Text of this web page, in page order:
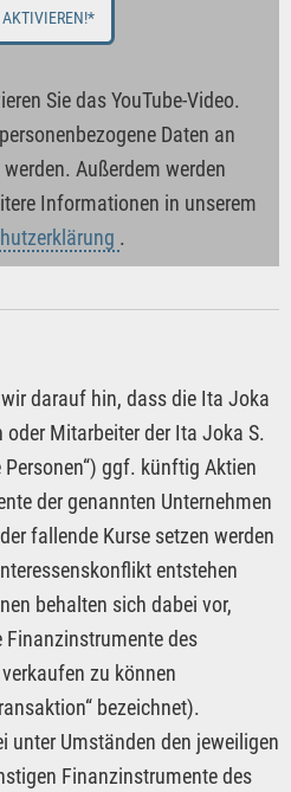
Sie das YouTube-Video.
Daten an
Außerdem werden
Informationen in unserem
.
darauf hin, dass die Ita Joka
oder Mitarbeiter der Ita Joka S.
ggf. künftig Aktien
der genannten Unternehmen
fallende Kurse setzen werden
entstehen
behalten sich dabei vor,
Finanzinstrumente des
zu können
bezeichnet).
unter Umständen den jeweiligen
Finanzinstrumente des